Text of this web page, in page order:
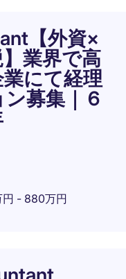
【外資×
業界で高
にて経理
募集｜６
- 880万円